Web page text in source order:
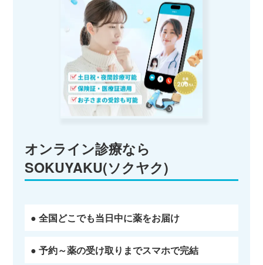
オンライン診療なら
SOKUYAKU(ソクヤク)
● 全国どこでも当日中に薬をお届け
● 予約～薬の受け取りまでスマホで完結